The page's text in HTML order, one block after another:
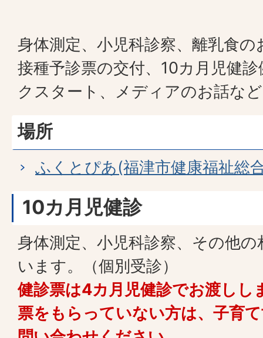
身体測定、小児科診察、離乳食
接種予診票の交付、10カ月児健
クスタート、メディアのお話な
場所
ふくとぴあ(福津市健康福祉総
10カ月児健診
身体測定、小児科診察、その他
います。（個別受診）
健診票は4カ月児健診でお渡しし
票をもらっていない方は、子育